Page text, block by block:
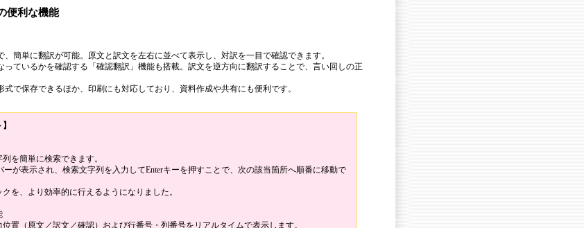
便利な機能
簡単に翻訳が可能。原文と訳文を左右に並べて表示し、対訳を一目で確認できます。
っているかを確認する「確認翻訳」機能も搭載。訳文を逆方向に翻訳することで、言い回しの正
で保存できるほか、印刷にも対応しており、資料作成や共有にも便利です。
を簡単に検索できます。
ーが表示され、検索文字列を入力してEnterキーを押すことで、次の該当箇所へ順番に移動で
を、より効率的に行えるようになりました。
置（原文／訳文／確認）および行番号・列番号をリアルタイムで表示します。